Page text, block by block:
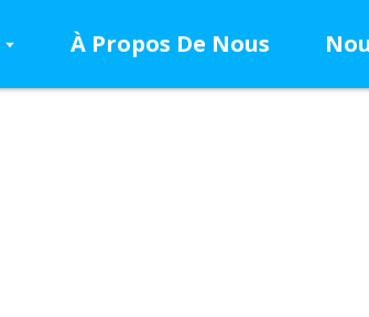
À Propos De Nous